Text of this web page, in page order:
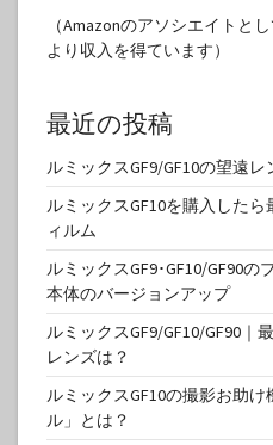
（Amazonのアソシエイトと
より収入を得ています）
最近の投稿
ルミックスGF9/GF10の望遠
ルミックスGF10を購入した
ィルム
ルミックスGF9･GF10/GF90
本体のバージョンアップ
ルミックスGF9/GF10/GF90｜
レンズは？
ルミックスGF10の撮影お助
ル」とは？